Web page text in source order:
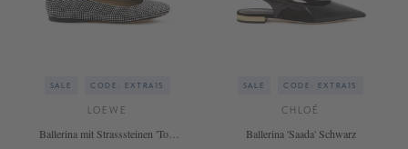
SALE CODE: EXTRA15
LOEWE
Ballerina mit Strasssteinen 'Toy'
SALE CODE: EXTRA15
CHLOÉ
Ballerina 'Saada' Schwarz